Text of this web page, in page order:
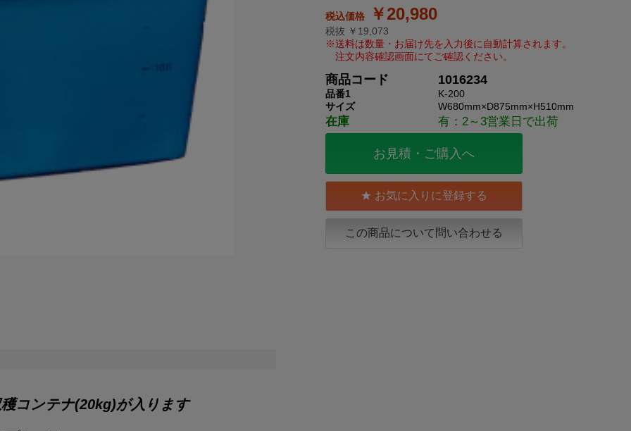
コンテナ(20kg)が入ります
￥20,980
税抜 ￥19,073
商品コード 1016234
品番1
K-200
サイズ
W680mm×D875mm×H510mm
在庫 有：2～3営業日で出荷
お見積・ご購入へ
この商品について問い合わせる
お気に入りに登録する